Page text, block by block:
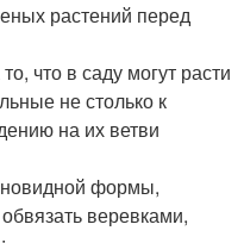
растений перед
что в саду могут расти
не столько к
на их ветви
формы,
веревками,